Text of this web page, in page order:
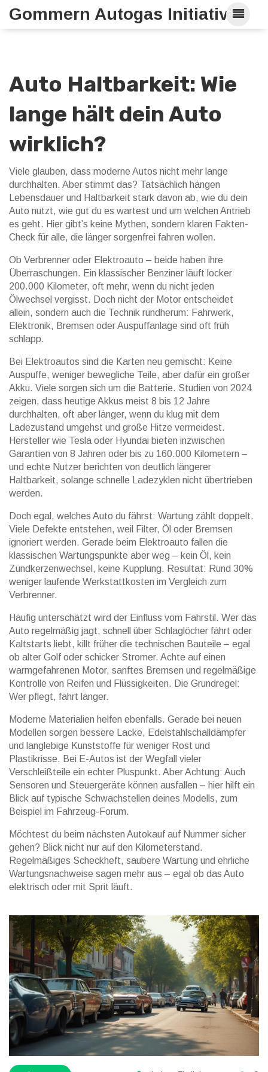
Gommern Autogas Initiative
Auto Haltbarkeit: Wie
lange hält dein Auto
wirklich?
Viele glauben, dass moderne Autos nicht mehr lange
durchhalten. Aber stimmt das? Tatsächlich hängen
Lebensdauer und Haltbarkeit stark davon ab, wie du dein
Auto nutzt, wie gut du es wartest und um welchen Antrieb
es geht. Hier gibt’s keine Mythen, sondern klaren Fakten-
Check für alle, die länger sorgenfrei fahren wollen.
Ob Verbrenner oder Elektroauto – beide haben ihre
Überraschungen. Ein klassischer Benziner läuft locker
200.000 Kilometer, oft mehr, wenn du nicht jeden
Ölwechsel vergisst. Doch nicht der Motor entscheidet
allein, sondern auch die Technik rundherum: Fahrwerk,
Elektronik, Bremsen oder Auspuffanlage sind oft früh
schlapp.
Bei Elektroautos sind die Karten neu gemischt: Keine
Auspuffe, weniger bewegliche Teile, aber dafür ein großer
Akku. Viele sorgen sich um die Batterie. Studien von 2024
zeigen, dass heutige Akkus meist 8 bis 12 Jahre
durchhalten, oft aber länger, wenn du klug mit dem
Ladezustand umgehst und große Hitze vermeidest.
Hersteller wie Tesla oder Hyundai bieten inzwischen
Garantien von 8 Jahren oder bis zu 160.000 Kilometern –
und echte Nutzer berichten von deutlich längerer
Haltbarkeit, solange schnelle Ladezyklen nicht übertrieben
werden.
Doch egal, welches Auto du fährst: Wartung zählt doppelt.
Viele Defekte entstehen, weil Filter, Öl oder Bremsen
ignoriert werden. Gerade beim Elektroauto fallen die
klassischen Wartungspunkte aber weg – kein Öl, kein
Zündkerzenwechsel, keine Kupplung. Resultat: Rund 30%
weniger laufende Werkstattkosten im Vergleich zum
Verbrenner.
Häufig unterschätzt wird der Einfluss vom Fahrstil. Wer das
Auto regelmäßig jagt, schnell über Schlaglöcher fährt oder
Kaltstarts liebt, killt früher die technischen Bauteile – egal
ob alter Golf oder schicker Stromer. Achte auf einen
warmgefahrenen Motor, sanftes Bremsen und regelmäßige
Kontrolle von Reifen und Flüssigkeiten. Die Grundregel:
Wer pflegt, fährt länger.
Moderne Materialien helfen ebenfalls. Gerade bei neuen
Modellen sorgen bessere Lacke, Edelstahlschalldämpfer
und langlebige Kunststoffe für weniger Rost und
Plastikrisse. Bei E-Autos ist der Wegfall vieler
Verschleißteile ein echter Pluspunkt. Aber Achtung: Auch
Sensoren und Steuergeräte können ausfallen – hier hilft ein
Blick auf typische Schwachstellen deines Modells, zum
Beispiel im Fahrzeug-Forum.
Möchtest du beim nächsten Autokauf auf Nummer sicher
gehen? Blick nicht nur auf den Kilometerstand.
Regelmäßiges Scheckheft, saubere Wartung und ehrliche
Wartungsnachweise sagen mehr aus – egal ob das Auto
elektrisch oder mit Sprit läuft.